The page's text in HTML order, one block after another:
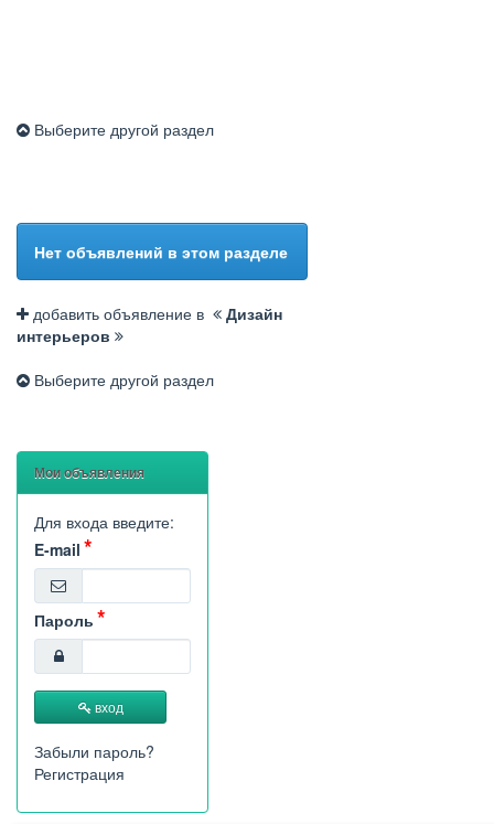
Выберите другой раздел
Нет объявлений в этом разделе
добавить объявление в
Дизайн
интерьеров
Выберите другой раздел
Мои объявления
Для входа введите:
E-mail
Пароль
вход
Забыли пароль?
Регистрация